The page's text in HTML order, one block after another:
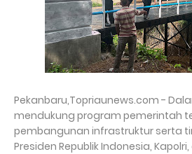
Pekanbaru,Topriaunews.com -
mendukung program pemerintah
pembangunan infrastruktur serta
Presiden Republik Indonesia,